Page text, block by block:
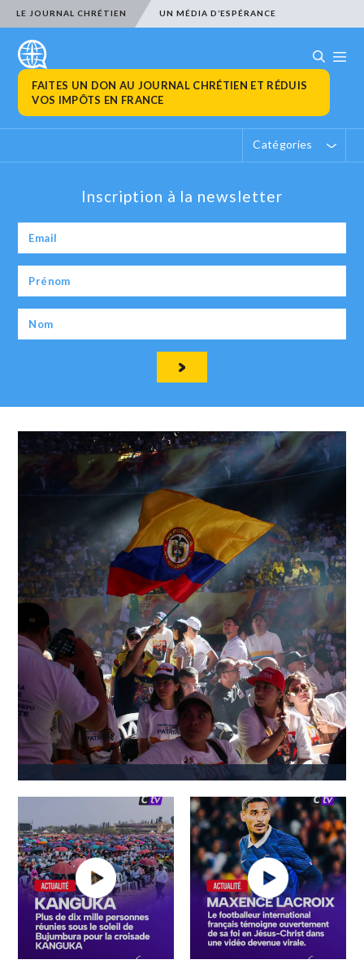
LE JOURNAL CHRÉTIEN UN MÉDIA D’ESPÉRANCE
FAITES UN DON AU JOURNAL CHRÉTIEN ET RÉDUIS
VOS IMPÔTS EN FRANCE
Catégories
Inscription à la newsletter